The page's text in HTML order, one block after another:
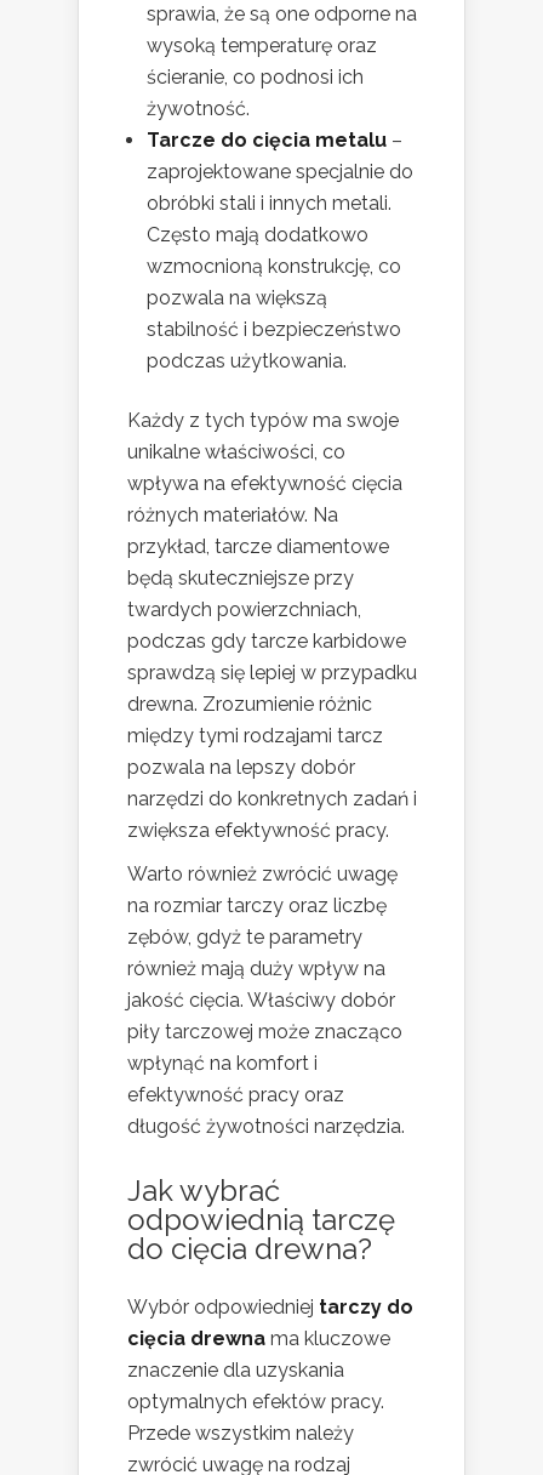
sprawia, że są one odporne na
wysoką temperaturę oraz
ścieranie, co podnosi ich
żywotność.
Tarcze do cięcia metalu –
zaprojektowane specjalnie do
obróbki stali i innych metali.
Często mają dodatkowo
wzmocnioną konstrukcję, co
pozwala na większą
stabilność i bezpieczeństwo
podczas użytkowania.
Każdy z tych typów ma swoje
unikalne właściwości, co
wpływa na efektywność cięcia
różnych materiałów. Na
przykład, tarcze diamentowe
będą skuteczniejsze przy
twardych powierzchniach,
podczas gdy tarcze karbidowe
sprawdzą się lepiej w przypadku
drewna. Zrozumienie różnic
między tymi rodzajami tarcz
pozwala na lepszy dobór
narzędzi do konkretnych zadań i
zwiększa efektywność pracy.
Warto również zwrócić uwagę
na rozmiar tarczy oraz liczbę
zębów, gdyż te parametry
również mają duży wpływ na
jakość cięcia. Właściwy dobór
piły tarczowej może znacząco
wpłynąć na komfort i
efektywność pracy oraz
długość żywotności narzędzia.
Jak wybrać
odpowiednią tarczę
do cięcia drewna?
Wybór odpowiedniej tarczy do
cięcia drewna ma kluczowe
znaczenie dla uzyskania
optymalnych efektów pracy.
Przede wszystkim należy
zwrócić uwagę na rodzaj